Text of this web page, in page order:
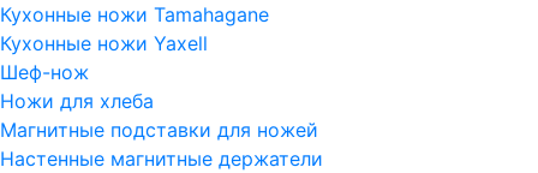
Кухонные ножи Tamahagane
Кухонные ножи Yaxell
Шеф-нож
Ножи для хлеба
Магнитные подставки для ножей
Настенные магнитные держатели